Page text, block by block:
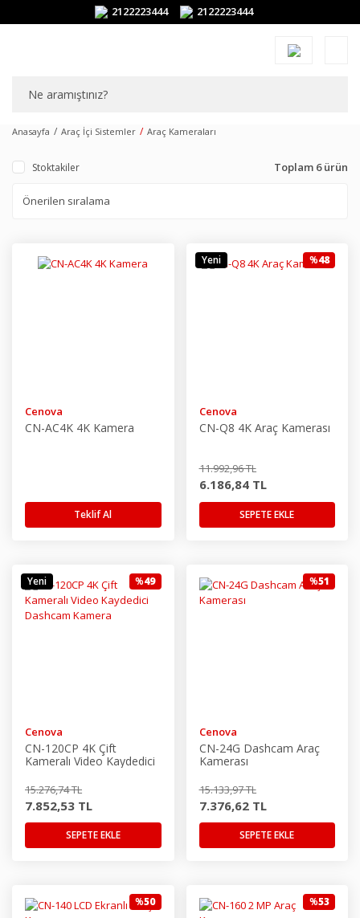
2122223444 2122223444
Anasayfa Araç İçi Sistemler Araç Kameraları
Stoktakiler Toplam 6 ürün
Cenova
CN-AC4K 4K Kamera
Teklif Al
Yeni
Cenova
CN-Q8 4K Araç Kamerası
%48
11.992,96 TL
6.186,84 TL
SEPETE EKLE
Yeni
Cenova
CN-120CP 4K Çift
Kameralı Video Kaydedici
%49
15.276,74 TL
7.852,53 TL
SEPETE EKLE
Cenova
CN-24G Dashcam Araç
Kamerası
%51
15.133,97 TL
7.376,62 TL
SEPETE EKLE
%50 %53